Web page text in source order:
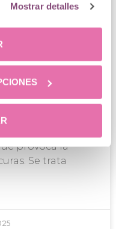
Mostrar detalles
provoca la
Se trata